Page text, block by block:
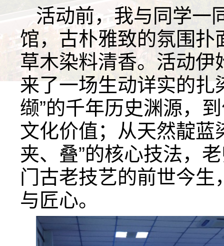
活动前，我与同学一
馆，古朴雅致的氛围扑
草木染料清香。活动
来了一场生动详实的扎
缬”的千年历史渊源，
文化价值；从天然靛蓝
夹、叠”的核心技法，
门古老技艺的前世今
与匠心。